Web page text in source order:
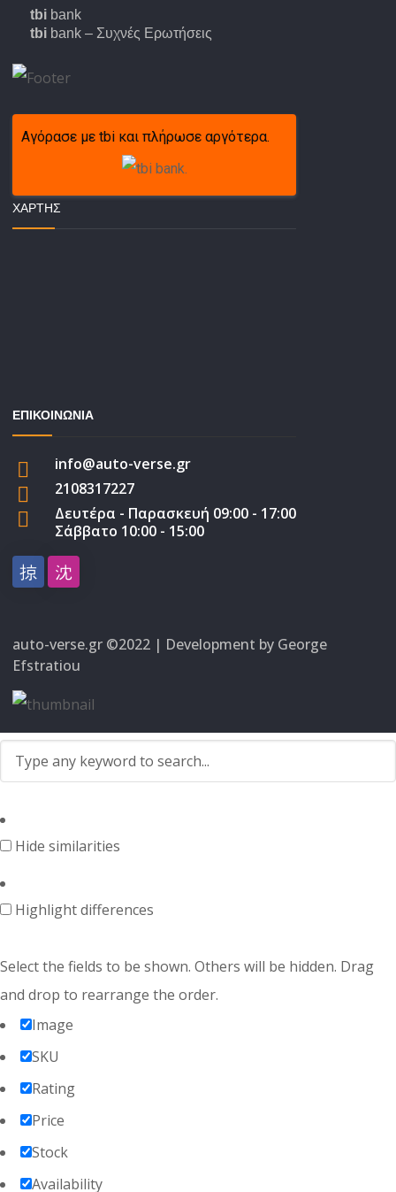
tbi bank
tbi bank – Συχνές Ερωτήσεις
Αγόρασε με tbi και πλήρωσε αργότερα.
ΧΆΡΤΗΣ
ΕΠΙΚΟΙΝΩΝΙΑ
info@auto-verse.gr
2108317227
Δευτέρα - Παρασκευή 09:00 - 17:00
Σάββατο 10:00 - 15:00
auto-verse.gr ©2022 | Development by George
Efstratiou
Hide similarities
Highlight differences
Select the fields to be shown. Others will be hidden. Drag
and drop to rearrange the order.
Image
SKU
Rating
Price
Stock
Availability